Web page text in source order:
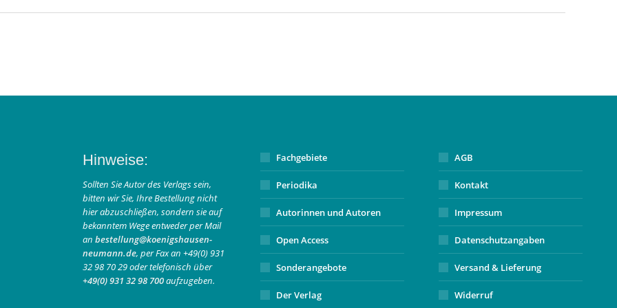
Hinweise:
Sollten Sie Autor des Verlags sein,
bitten wir Sie, Ihre Bestellung nicht
hier abzuschließen, sondern sie auf
bekanntem Wege entweder per Mail
an bestellung@koenigshausen-
neumann.de, per Fax an +49(0) 931
32 98 70 29 oder telefonisch über
+49(0) 931 32 98 700aufzugeben.
Fachgebiete
Periodika
Autorinnen und Autoren
Open Access
Sonderangebote
Der Verlag
AGB
Kontakt
Impressum
Datenschutzangaben
Versand & Lieferung
Widerruf